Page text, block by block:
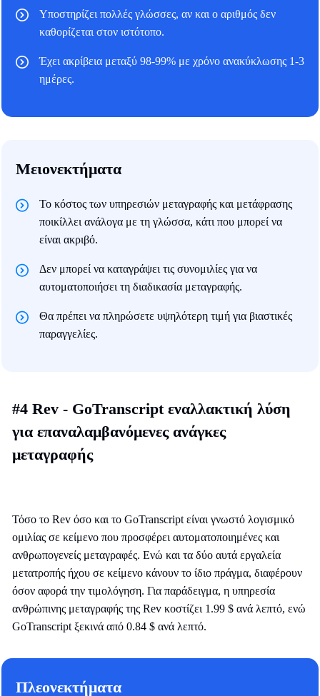
Υποστηρίζει πολλές γλώσσες, αν και ο αριθμός δεν
καθορίζεται στον ιστότοπο.
Έχει ακρίβεια μεταξύ 98-99% με χρόνο ανακύκλωσης 1-3
ημέρες.
Μειονεκτήματα
Το κόστος των υπηρεσιών μεταγραφής και μετάφρασης
ποικίλλει ανάλογα με τη γλώσσα, κάτι που μπορεί να
είναι ακριβό.
Δεν μπορεί να καταγράψει τις συνομιλίες για να
αυτοματοποιήσει τη διαδικασία μεταγραφής.
Θα πρέπει να πληρώσετε υψηλότερη τιμή για βιαστικές
παραγγελίες.
#4 Rev - GoTranscript εναλλακτική λύση
για επαναλαμβανόμενες ανάγκες
μεταγραφής
Τόσο το Rev όσο και το GoTranscript είναι γνωστό λογισμικό
ομιλίας σε κείμενο που προσφέρει αυτοματοποιημένες και
ανθρωπογενείς μεταγραφές. Ενώ και τα δύο αυτά εργαλεία
μετατροπής ήχου σε κείμενο κάνουν το ίδιο πράγμα, διαφέρουν
όσον αφορά την τιμολόγηση. Για παράδειγμα, η υπηρεσία
ανθρώπινης μεταγραφής της Rev κοστίζει 1.99 $ ανά λεπτό, ενώ
GoTranscript ξεκινά από 0.84 $ ανά λεπτό.
Πλεονεκτήματα